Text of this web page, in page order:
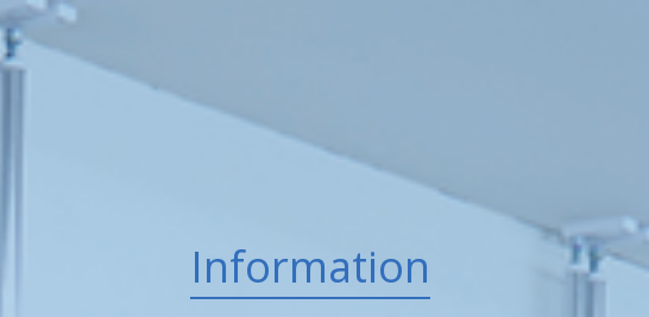
Information